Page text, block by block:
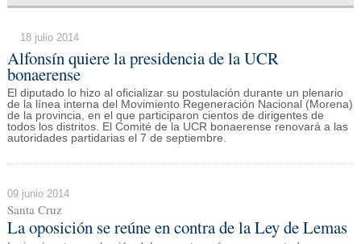
18 julio 2014
Alfonsín quiere la presidencia de la UCR
bonaerense
El diputado lo hizo al oficializar su postulación durante un plenario
de la línea interna del Movimiento Regeneración Nacional (Morena)
de la provincia, en el que participaron cientos de dirigentes de
todos los distritos. El Comité de la UCR bonaerense renovará a las
autoridades partidarias el 7 de septiembre.
09 junio 2014
Santa Cruz
La oposición se reúne en contra de la Ley de Lemas